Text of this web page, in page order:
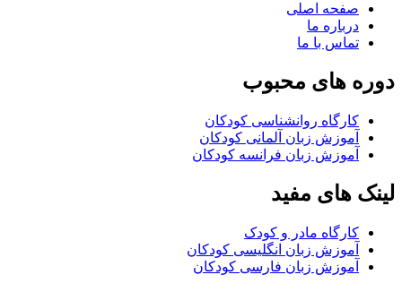
صفحه اصلی
درباره ما
تماس با ما
دوره های محبوب
کارگاه روانشناسی کودکان
آموزش زبان آلمانی کودکان
آموزش زبان فرانسه کودکان
لینک های مفید
کارگاه مادر و کودک
آموزش زبان انگلیسی کودکان
آموزش زبان فارسی کودکان